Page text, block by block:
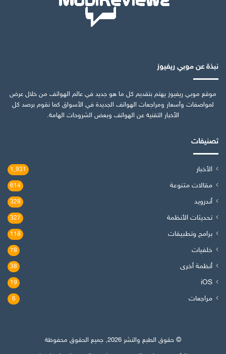
نبذة عن موبي ريفيوز
موقع موبي ريفيوز يهتم بتقديم كل ما هو جديد في عالم الهواتف من خلال عرض
لمواصفات وأسعار ومراجعات الهواتف الجديدة في الأسواق كما نقوم برصد كل
الأخبار التقنية عن الهواتف وبعض الشروحات الهامة.
تصنيفات
الأخبار 1٬931
مقالات متنوعة 614
أندرويد 328
تحديثات الأنظمة 327
برامج وتطبيقات 118
خلفيات 78
أنظمة أخرى 38
iOS
19
مراجعات 6
© حقوق الطبع والنشر 2026, جميع الحقوق محفوظة